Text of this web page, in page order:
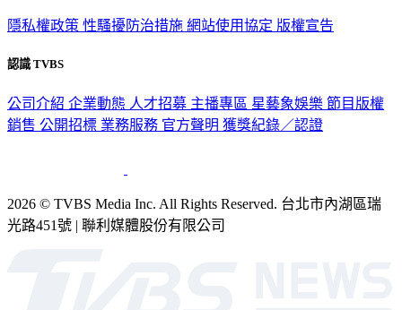
隱私權政策 性騷擾防治措施 網站使用協定 版權宣告
認識 TVBS
公司介紹 企業動態 人才招募 主播專區 星藝象娛樂 節目版權
銷售 公開招標 業務服務 官方聲明 獲獎紀錄／認證
2026 © TVBS Media Inc. All Rights Reserved. 台北市內湖區瑞
光路451號 | 聯利媒體股份有限公司